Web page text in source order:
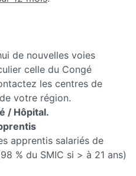
de nouvelles voies
celle du Congé
les centres de
votre région.
/ Hôpital.
apprentis salariés de
% du SMIC si > à 21 ans)